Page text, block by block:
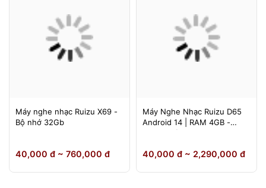
Máy nghe nhạc Ruizu X69 -
Bộ nhớ 32Gb
40,000 đ ~ 760,000 đ
Máy Nghe Nhạc Ruizu D65
Android 14 | RAM 4GB -
64GB Chính Hãng
40,000 đ ~ 2,290,000 đ